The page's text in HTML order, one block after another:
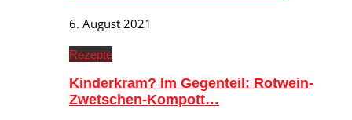
6. August 2021
Rezepte
Kinderkram? Im Gegenteil: Rotwein-
Zwetschen-Kompott…